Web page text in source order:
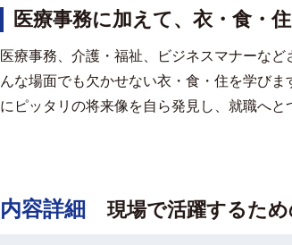
医療事務に加えて、衣・食・
医療事務、介護・福祉、ビジネスマナーな
んな場面でも欠かせない衣・食・住を学び
にピッタリの将来像を自ら発見し、就職へと
内容詳細 現場で活躍するた